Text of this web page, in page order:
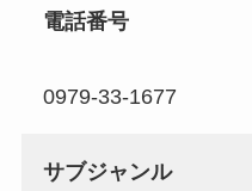
電話番号
0979-33-1677
サブジャンル